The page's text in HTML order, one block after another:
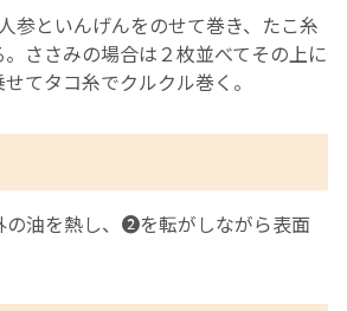
参といんげんをのせて巻き、たこ糸
ささみの場合は２枚並べてその上に
てタコ糸でクルクル巻く。
の油を熱し、❷を転がしながら表面